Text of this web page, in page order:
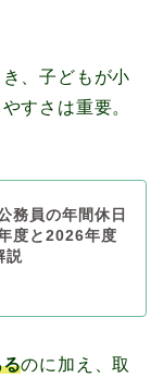
、子どもが小
すさは重要。
務員の年間休日
度と2026年度
説
のに加え、取